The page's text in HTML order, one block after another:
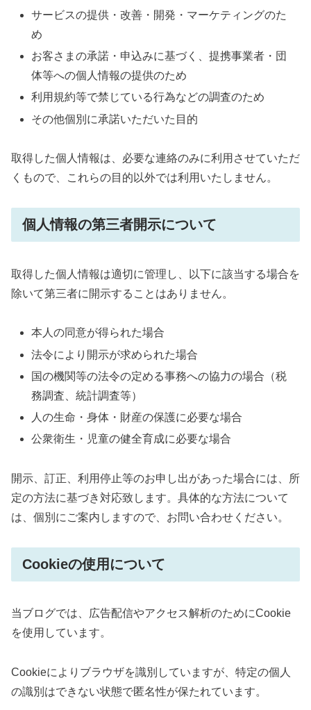
サービスの提供・改善・開発・マーケティングのた
め
お客さまの承諾・申込みに基づく、提携事業者・団
体等への個人情報の提供のため
利用規約等で禁じている行為などの調査のため
その他個別に承諾いただいた目的
取得した個人情報は、必要な連絡のみに利用させていただ
くもので、これらの目的以外では利用いたしません。
個人情報の第三者開示について
取得した個人情報は適切に管理し、以下に該当する場合を
除いて第三者に開示することはありません。
本人の同意が得られた場合
法令により開示が求められた場合
国の機関等の法令の定める事務への協力の場合（税
務調査、統計調査等）
人の生命・身体・財産の保護に必要な場合
公衆衛生・児童の健全育成に必要な場合
開示、訂正、利用停止等のお申し出があった場合には、所
定の方法に基づき対応致します。具体的な方法について
は、個別にご案内しますので、お問い合わせください。
Cookieの使用について
当ブログでは、広告配信やアクセス解析のためにCookie
を使用しています。
Cookieによりブラウザを識別していますが、特定の個人
の識別はできない状態で匿名性が保たれています。